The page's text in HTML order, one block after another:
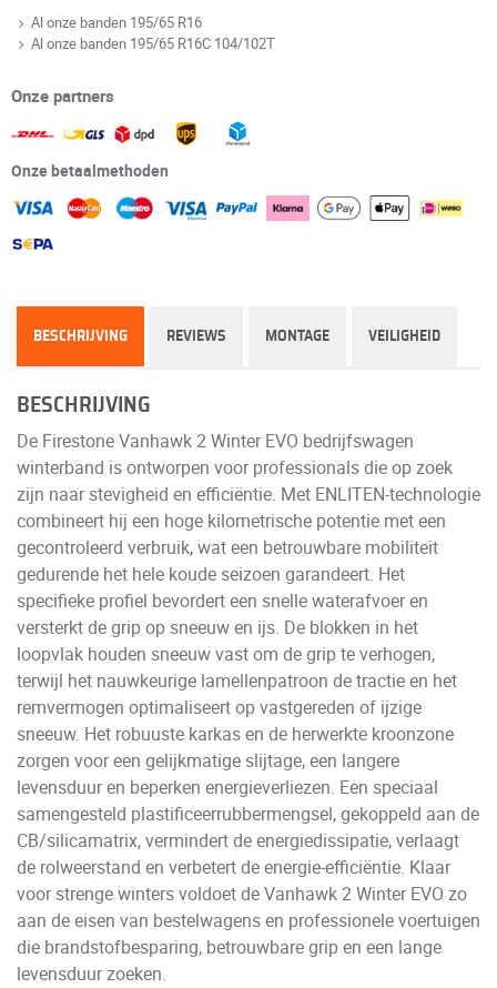
Al onze banden 195/65 R16
Al onze banden 195/65 R16C 104/102T
Onze partners
Onze betaalmethoden
BESCHRIJVING REVIEWS MONTAGE VEILIGHEID
BESCHRIJVING
De Firestone Vanhawk 2 Winter EVO bedrijfswagen
winterband is ontworpen voor professionals die op zoek
zijn naar stevigheid en efficiëntie. Met ENLITEN-technologie
combineert hij een hoge kilometrische potentie met een
gecontroleerd verbruik, wat een betrouwbare mobiliteit
gedurende het hele koude seizoen garandeert. Het
specifieke profiel bevordert een snelle waterafvoer en
versterkt de grip op sneeuw en ijs. De blokken in het
loopvlak houden sneeuw vast om de grip te verhogen,
terwijl het nauwkeurige lamellenpatroon de tractie en het
remvermogen optimaliseert op vastgereden of ijzige
sneeuw. Het robuuste karkas en de herwerkte kroonzone
zorgen voor een gelijkmatige slijtage, een langere
levensduur en beperken energieverliezen. Een speciaal
samengesteld plastificeerrubbermengsel, gekoppeld aan de
CB/silicamatrix, vermindert de energiedissipatie, verlaagt
de rolweerstand en verbetert de energie-efficiëntie. Klaar
voor strenge winters voldoet de Vanhawk 2 Winter EVO zo
aan de eisen van bestelwagens en professionele voertuigen
die brandstofbesparing, betrouwbare grip en een lange
levensduur zoeken.